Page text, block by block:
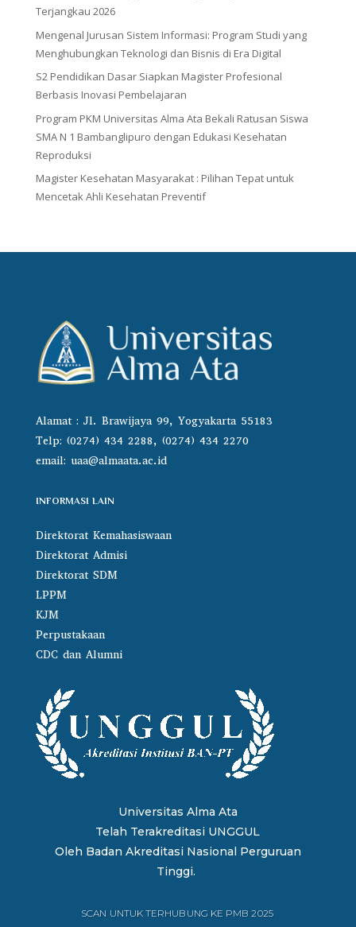
Terjangkau 2026
Mengenal Jurusan Sistem Informasi: Program Studi yang
Menghubungkan Teknologi dan Bisnis di Era Digital
S2 Pendidikan Dasar Siapkan Magister Profesional
Berbasis Inovasi Pembelajaran
Program PKM Universitas Alma Ata Bekali Ratusan Siswa
SMA N 1 Bambanglipuro dengan Edukasi Kesehatan
Reproduksi
Magister Kesehatan Masyarakat : Pilihan Tepat untuk
Mencetak Ahli Kesehatan Preventif
Alamat : Jl. Brawijaya 99, Yogyakarta 55183
Telp: (0274) 434 2288, (0274) 434 2270
email: uaa@almaata.ac.id
INFORMASI LAIN
Direktorat Kemahasiswaan
Direktorat Admisi
Direktorat SDM
LPPM
KJM
Perpustakaan
CDC dan Alumni
Universitas Alma Ata
Telah Terakreditasi UNGGUL
Oleh Badan Akreditasi Nasional Perguruan
Tinggi.
SCAN UNTUK TERHUBUNG KE PMB 2025